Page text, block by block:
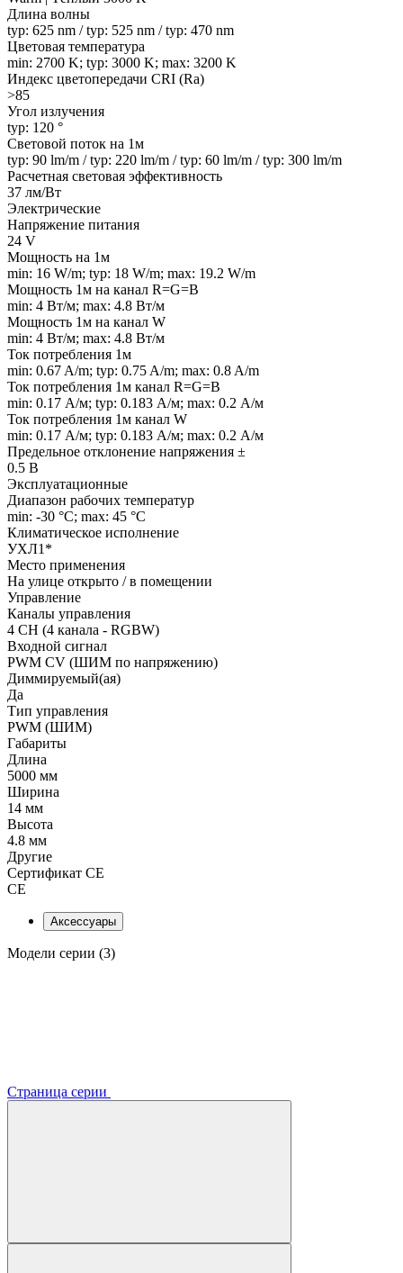
Длина волны
typ: 625 nm / typ: 525 nm / typ: 470 nm
Цветовая температура
min: 2700 K; typ: 3000 K; max: 3200 K
Индекс цветопередачи CRI (Ra)
>85
Угол излучения
typ: 120 °
Световой поток на 1м
typ: 90 lm/m / typ: 220 lm/m / typ: 60 lm/m / typ: 300 lm/m
Расчетная световая эффективность
37 лм/Вт
Электрические
Напряжение питания
24 V
Мощность на 1м
min: 16 W/m; typ: 18 W/m; max: 19.2 W/m
Мощность 1м на канал R=G=B
min: 4 Вт/м; max: 4.8 Вт/м
Мощность 1м на канал W
min: 4 Вт/м; max: 4.8 Вт/м
Ток потребления 1м
min: 0.67 A/m; typ: 0.75 A/m; max: 0.8 A/m
Ток потребления 1м канал R=G=B
min: 0.17 А/м; typ: 0.183 А/м; max: 0.2 А/м
Ток потребления 1м канал W
min: 0.17 А/м; typ: 0.183 А/м; max: 0.2 А/м
Предельное отклонение напряжения ±
0.5 В
Эксплуатационные
Диапазон рабочих температур
min: -30 °C; max: 45 °C
Климатическое исполнение
УХЛ1*
Место применения
На улице открыто / в помещении
Управление
Каналы управления
4 CH (4 канала - RGBW)
Входной сигнал
PWM СV (ШИМ по напряжению)
Диммируемый(ая)
Да
Тип управления
PWM (ШИМ)
Габариты
Длина
5000 мм
Ширина
14 мм
Высота
4.8 мм
Другие
Сертификат CE
CE
Аксессуары
Модели серии (3)
Страница серии